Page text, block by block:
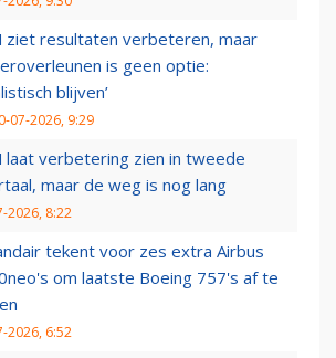
ziet resultaten verbeteren, maar
is geen optie:
blijven’
07-2026, 9:29
laat verbetering zien in tweede
maar de weg is nog lang
2026, 8:22
tekent voor zes extra Airbus
om laatste Boeing 757's af te
2026, 6:52